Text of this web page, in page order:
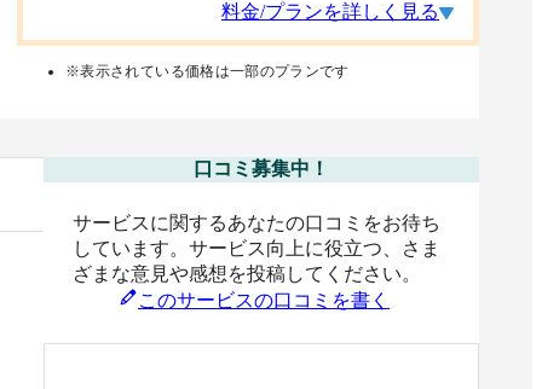
料金/プランを詳しく見る
※表示されている価格は一部のプランです
口コミ募集中！
サービスに関するあなたの口コミをお待ち
しています。サービス向上に役立つ、さま
ざまな意見や感想を投稿してください。
このサービスの口コミを書く